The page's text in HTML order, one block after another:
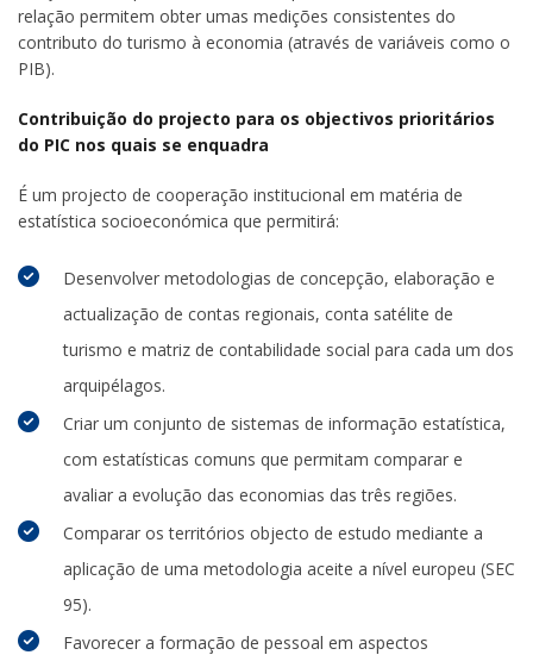
relação permitem obter umas medições consistentes do
contributo do turismo à economia (através de variáveis como o
PIB).
Contribuição do projecto para os objectivos prioritários
do PIC nos quais se enquadra
É um projecto de cooperação institucional em matéria de
estatística socioeconómica que permitirá:
Desenvolver metodologias de concepção, elaboração e
actualização de contas regionais, conta satélite de
turismo e matriz de contabilidade social para cada um dos
arquipélagos.
Criar um conjunto de sistemas de informação estatística,
com estatísticas comuns que permitam comparar e
avaliar a evolução das economias das três regiões.
Comparar os territórios objecto de estudo mediante a
aplicação de uma metodologia aceite a nível europeu (SEC
95).
Favorecer a formação de pessoal em aspectos